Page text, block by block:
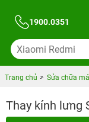
1900.0351
Trang chủ Sửa chữa
Thay kính lưng